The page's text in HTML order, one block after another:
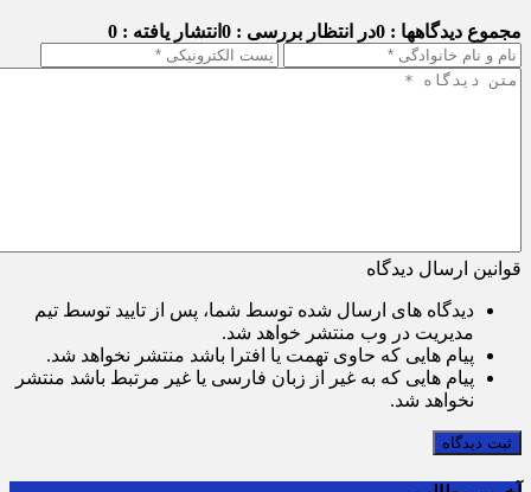
مجموع دیدگاهها : 0 در انتظار بررسی : 0 انتشار یافته : 0
قوانین ارسال دیدگاه
دیدگاه های ارسال شده توسط شما، پس از تایید توسط تیم
مدیریت در وب منتشر خواهد شد.
پیام هایی که حاوی تهمت یا افترا باشد منتشر نخواهد شد.
پیام هایی که به غیر از زبان فارسی یا غیر مرتبط باشد منتشر
نخواهد شد.
ثبت دیدگاه